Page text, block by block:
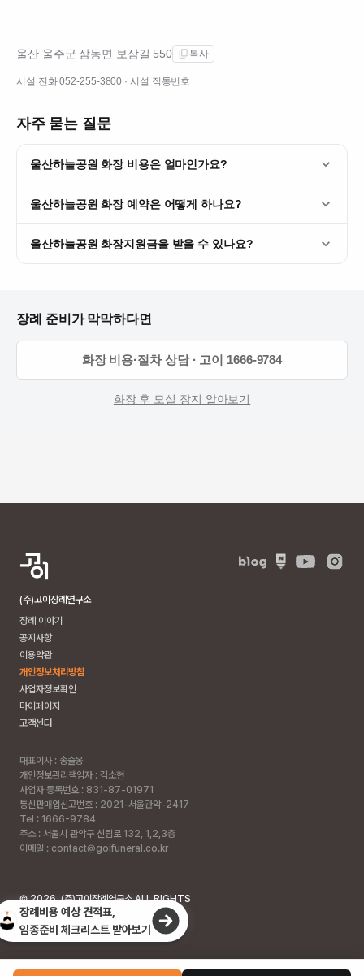
울산 울주군 삼동면 보삼길 550 복사
시설 전화052-255-3800 · 시설 직통번호
자주 묻는 질문
울산하늘공원 화장 비용은 얼마인가요?
울산하늘공원 화장 예약은 어떻게 하나요?
울산하늘공원 화장지원금을 받을 수 있나요?
장례 준비가 막막하다면
화장 비용·절차 상담 · 고이 1666-9784
화장 후 모실 장지 알아보기
(주)고이장례연구소
장례 이야기
공지사항
이용약관
개인정보처리방침
사업자정보확인
마이페이지
고객센터
대표이사 : 송슬옹
개인정보관리책임자 : 김소현
사업자 등록번호 : 831-87-01971
통신판매업신고번호 : 2021-서울관악-2417
Tel : 1666-9784
주소 : 서울시 관악구 신림로 132, 1,2,3층
이메일 : contact@goifuneral.co.kr
©2026. (주)고이장례연구소 ALL RIGHTS
RESERVED.
장례비용 예상 견적표,
임종준비 체크리스트 받아보기